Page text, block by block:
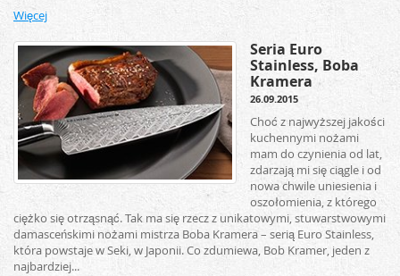
Więcej
Seria Euro
Stainless, Boba
Kramera
26.09.2015
Choć z najwyższej jakości
kuchennymi nożami
mam do czynienia od lat,
zdarzają mi się ciągle i od
nowa chwile uniesienia i
oszołomienia, z którego
ciężko się otrząsnąć. Tak ma się rzecz z unikatowymi, stuwarstwowymi
damasceńskimi nożami mistrza Boba Kramera – serią Euro Stainless,
która powstaje w Seki, w Japonii. Co zdumiewa, Bob Kramer, jeden z
najbardziej...